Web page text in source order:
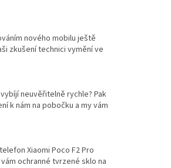
nového mobilu ještě
zkušení technici vymění ve
neuvěřitelně rychle? Pak
k nám na pobočku a my vám
Xiaomi Poco F2 Pro
ochranné tvrzené sklo na